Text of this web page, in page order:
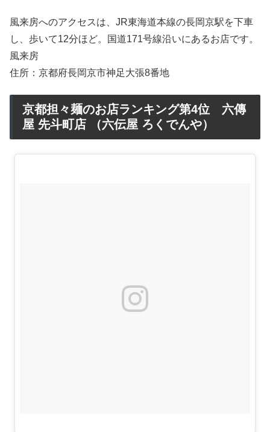
風来房へのアクセスは、JR東海道本線の長岡京駅を下車
し、歩いて12分ほど。国道171号線沿いにあるお店です。
風来房
住所：京都府長岡京市神足大張8番地
京都担々麺のお店ランキング第4位 六傳
屋 先斗町店 （六伝屋 ろくでんや）